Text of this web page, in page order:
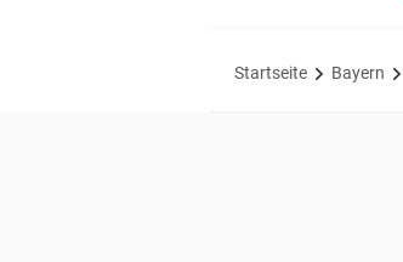
Startseite Bayern